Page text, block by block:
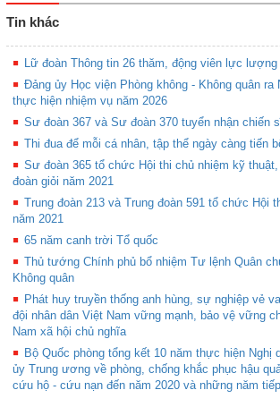
Tin khác
Lữ đoàn Thông tin 26 thăm, động viên lực lượng
Đảng ủy Học viện Phòng không - Không quân ra
thực hiện nhiệm vụ năm 2026
Sư đoàn 367 và Sư đoàn 370 tuyển nhận chiến
Thi đua để mỗi cá nhân, tập thể ngày càng tiến
Sư đoàn 365 tổ chức Hội thi chủ nhiệm kỹ
đoàn giỏi năm 2021
Trung đoàn 213 và Trung đoàn 591 tổ chức Hội
năm 2021
65 năm canh trời Tổ quốc
Thủ tướng Chính phủ bổ nhiệm Tư lệnh Quân
Không quân
Phát huy truyền thống anh hùng, sự nghiệp vẻ
đội nhân dân Việt Nam vững mạnh, bảo vệ vững
Nam xã hội chủ nghĩa
Bộ Quốc phòng tổng kết 10 năm thực hiện Nghị
ủy Trung ương về phòng, chống khắc phục hậu
cứu hộ - cứu nạn đến năm 2020 và những năm